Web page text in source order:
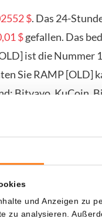
und Anzeigen zu
zu analysieren.
$. Das 24-
$gefallen. Das
ist die Nummer
Sie RAMP [OLD]
Bitvavo, KuCoin,
Verkaufsseite.
ich...?